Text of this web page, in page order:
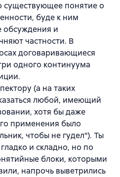
существующее понятие о
буде к ним
обсуждения и
частности. В
договаривающиеся
одного континуума
(а на таких
любой, имеющий
хотя бы даже
применения было
чтобы не гудел"). Ты
и складно, но по
блоки, которыми
напрочь выветрились